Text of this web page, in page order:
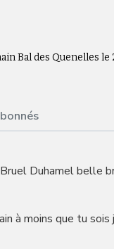
Bal des Quenelles le
Duhamel belle
à moins que tu